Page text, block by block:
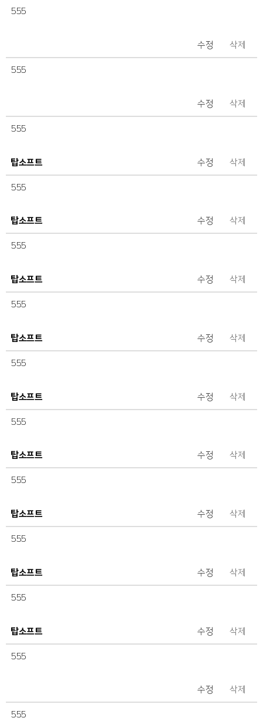
555
수정 삭제
555
수정 삭제
555
탑소프트 수정 삭제
555
탑소프트 수정 삭제
555
탑소프트 수정 삭제
555
탑소프트 수정 삭제
555
탑소프트 수정 삭제
555
탑소프트 수정 삭제
555
탑소프트 수정 삭제
555
탑소프트 수정 삭제
555
탑소프트 수정 삭제
555
수정 삭제
555